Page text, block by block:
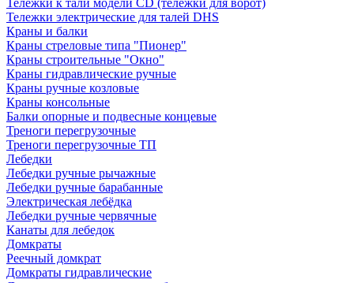
Тележки к тали модели CD (тележки для ворот)
Тележки электрические для талей DHS
Краны и балки
Краны стреловые типа "Пионер"
Краны строительные "Окно"
Краны гидравлические ручные
Краны ручные козловые
Краны консольные
Балки опорные и подвесные концевые
Треноги перегрузочные
Треноги перегрузочные ТП
Лебедки
Лебедки ручные рычажные
Лебедки ручные барабанные
Электрическая лебёдка
Лебедки ручные червячные
Канаты для лебедок
Домкраты
Реечный домкрат
Домкраты гидравлические